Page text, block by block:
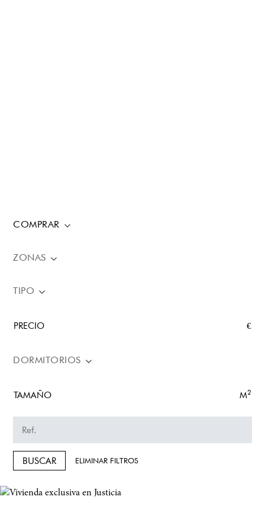
COMPRAR
ZONAS
TIPO
PRECIO €
DORMITORIOS
TAMAÑO M2
BUSCAR ELIMINAR FILTROS